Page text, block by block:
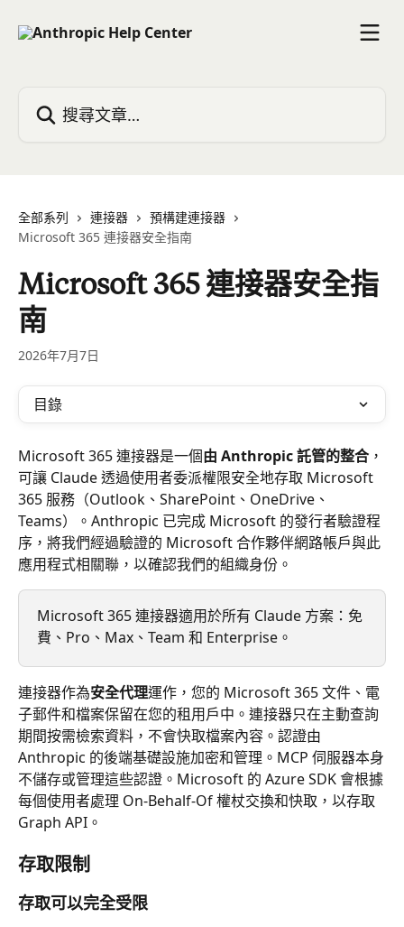
全部系列 連接器
預構建連接器
Microsoft 365 連接器安全指南
Microsoft 365 連接器安全指
南
2026年7月7日
目錄
Microsoft 365 連接器是一個由 Anthropic 託管的整合 ，
可讓 Claude 透過使用者委派權限安全地存取 Microsoft
365 服務（Outlook、SharePoint、OneDrive、
Teams）。Anthropic 已完成 Microsoft 的發行者驗證程
序，將我們經過驗證的 Microsoft 合作夥伴網路帳戶與此
應用程式相關聯，以確認我們的組織身份。
Microsoft 365 連接器適用於所有 Claude 方案：免
費、Pro、Max、Team 和 Enterprise。
連接器作為安全代理運作，您的 Microsoft 365 文件、電
子郵件和檔案保留在您的租用戶中。連接器只在主動查詢
期間按需檢索資料，不會快取檔案內容。認證由
Anthropic 的後端基礎設施加密和管理。MCP 伺服器本身
不儲存或管理這些認證。Microsoft 的 Azure SDK 會根據
每個使用者處理 On-Behalf-Of 權杖交換和快取，以存取
Graph API。
存取限制
存取可以完全受限